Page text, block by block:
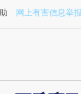
网上有害信息举